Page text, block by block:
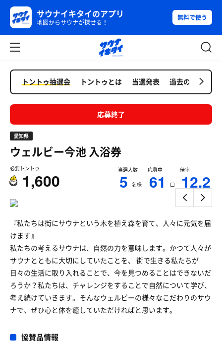
サウナイキタイのアプリ
地図からサウナが探せる！
無料で使う
トントゥ抽選会 トントゥとは 当選発表 過去の抽選会
応募終了
愛知県
ウェルビー今池入浴券
必要トントゥ
1,600
当選人数
5 名様
応募中
61 口
倍率
12.2
『私たちは街にサウナという木を植え森を育て、人々に元気を届
けます』
私たちの考えるサウナは、自然の力を意味します。かつて人々が
サウナとともに大切にしていたことを、 街で生きる私たちが
日々の生活に取り入れることで、今を見つめることはできないだ
ろうか？私たちは、チャレンジをすることで自然について学び、
考え続けていきます。そんなウェルビーの様々なこだわりのサウ
ナで、ぜひ心と体を癒していただければと思います。
協賛品情報